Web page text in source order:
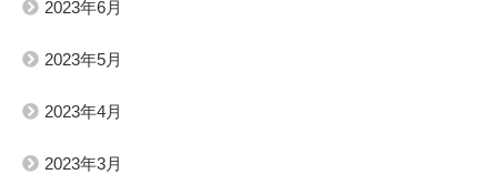
2023年6月
2023年5月
2023年4月
2023年3月